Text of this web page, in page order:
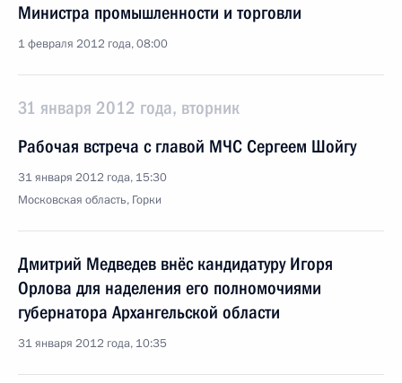
Министра промышленности и торговли
1 февраля 2012 года, 08:00
31 января 2012 года, вторник
Рабочая встреча с главой МЧС Сергеем Шойгу
31 января 2012 года, 15:30
Московская область, Горки
Дмитрий Медведев внёс кандидатуру Игоря
Орлова для наделения его полномочиями
губернатора Архангельской области
31 января 2012 года, 10:35